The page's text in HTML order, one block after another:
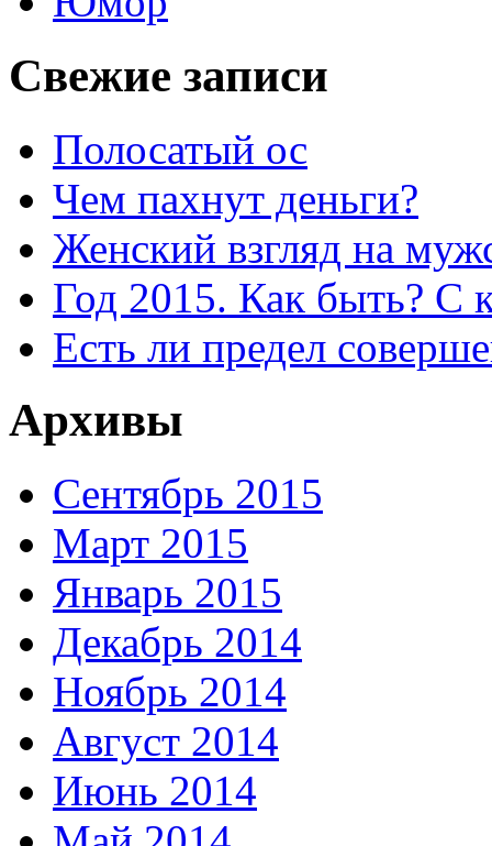
Свежие записи
Полосатый ос
Чем пахнут деньги?
Женский взгляд на
Год 2015. Как быть? С
Есть ли предел
Архивы
Сентябрь 2015
Март 2015
Январь 2015
Декабрь 2014
Ноябрь 2014
Август 2014
Июнь 2014